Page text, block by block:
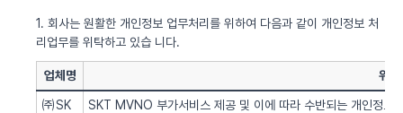
1. 회사는 원활한 개인정보 업무처리를 위하여 다음과 같이 개인정보 처
리업무를 위탁하고 있습 니다.
업체명 위탁
㈜SK
SKT MVNO 부가서비스 제공 및 이에 따라 수반되는 개인정보